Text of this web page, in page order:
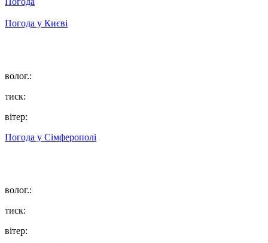
Погода у Києві
волог.:
тиск:
вітер:
Погода у Сімферополі
волог.:
тиск:
вітер: